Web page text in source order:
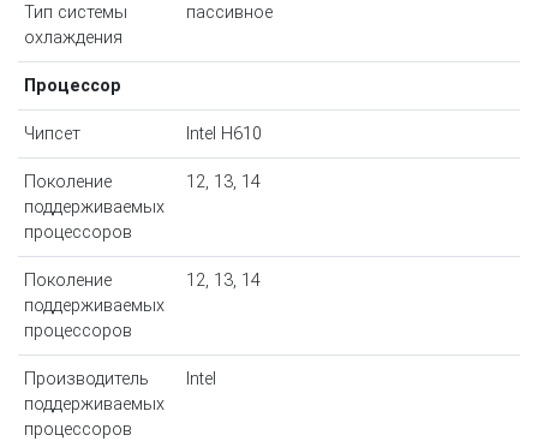
Тип системы
охлаждения
пассивное
Процессор
Чипсет Intel H610
Поколение
поддерживаемых
процессоров
12, 13, 14
Поколение
поддерживаемых
процессоров
12, 13, 14
Производитель
поддерживаемых
процессоров
Intel